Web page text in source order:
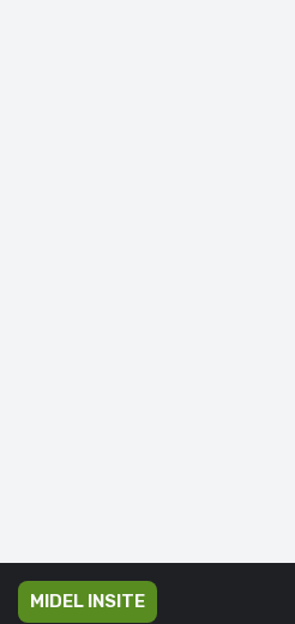
MIDEL INSITE